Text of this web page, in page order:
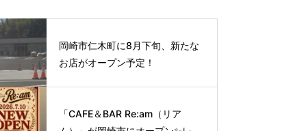
岡崎市仁木町に8月下旬、新たな
お店がオープン予定！
「CAFE＆BAR Re:am（リア